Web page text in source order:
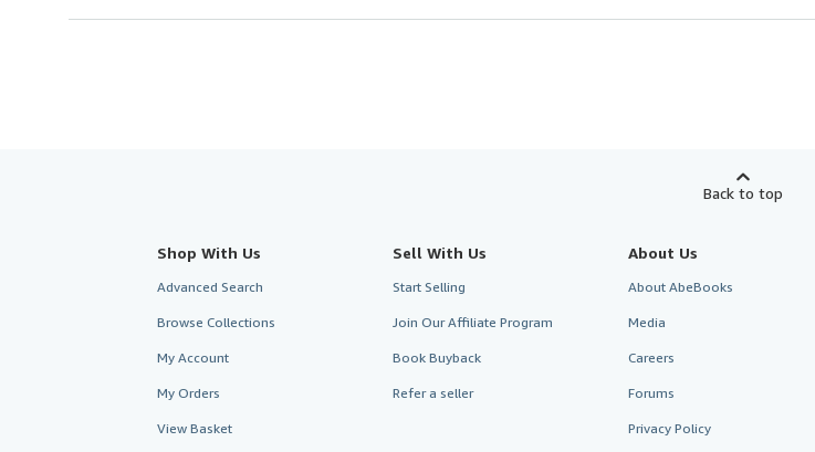
Back to top
Shop With Us
Advanced Search
Browse Collections
My Account
My Orders
View Basket
Sell With Us
Start Selling
Join Our Affiliate Program
Book Buyback
Refer a seller
About Us
About AbeBooks
Media
Careers
Forums
Privacy Policy